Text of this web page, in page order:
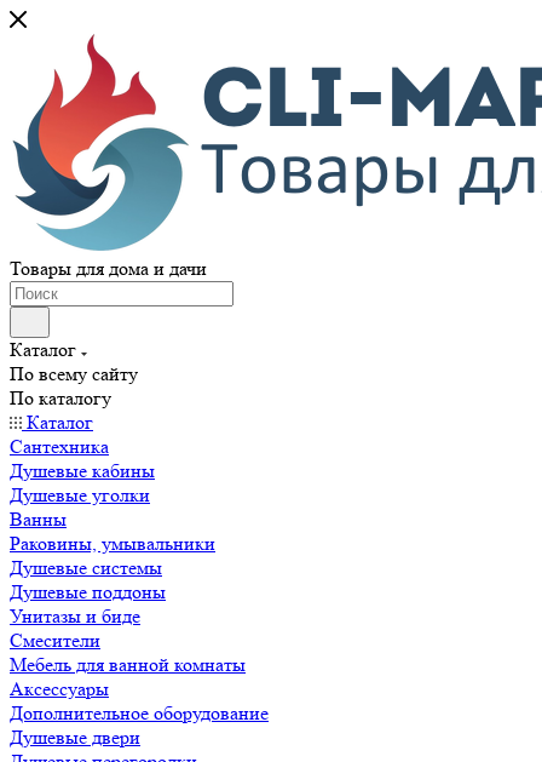
Товары для дома и дачи
Каталог
По всему сайту
По каталогу
Каталог
Сантехника
Душевые кабины
Душевые уголки
Ванны
Раковины, умывальники
Душевые системы
Душевые поддоны
Унитазы и биде
Смесители
Мебель для ванной комнаты
Аксессуары
Дополнительное оборудование
Душевые двери